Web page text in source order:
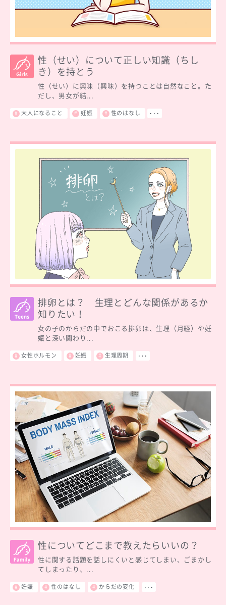
性（せい）について正しい知識（ちし
き）を持とう
性（せい）に興味（興味）を持つことは自然なこと。た
だし、男女が結...
大人になること 妊娠 性のはなし ･･･
排卵とは？ 生理とどんな関係があるか
知りたい！
女の子のからだの中でおこる排卵は、生理（月経）や妊
娠と深い関わり...
女性ホルモン 妊娠 生理周期 ･･･
性についてどこまで教えたらいいの？
性に関する話題を話しにくいと感じてしまい、ごまかし
てしまったり、...
妊娠 性のはなし からだの変化 ･･･